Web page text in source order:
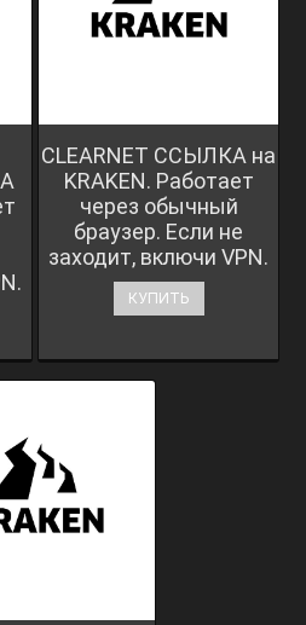
CLEARNET ССЫЛКА на
KRAKEN. Работает
через обычный
браузер. Если не
заходит, включи VPN.
КУПИТЬ